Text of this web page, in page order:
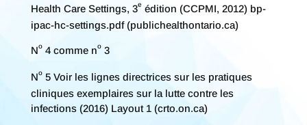
Health Care Settings, 3e édition (CCPMI, 2012) bp-
ipac-hc-settings.pdf (publichealthontario.ca)
No4 comme no3
No5 Voir les lignes directrices sur les pratiques
cliniques exemplaires sur la lutte contre les
infections (2016) Layout 1 (crto.on.ca)